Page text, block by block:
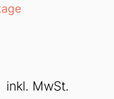
inkl. MwSt.